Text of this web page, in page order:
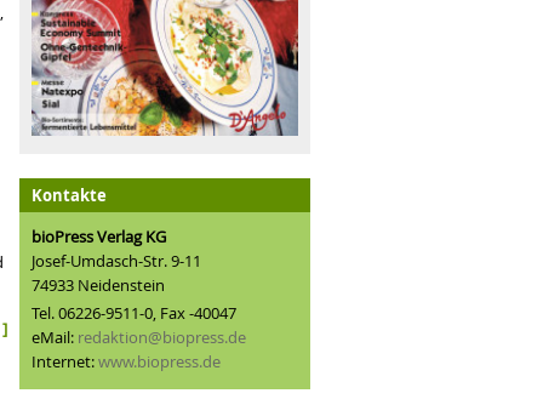
]
Kontakte
bioPress Verlag KG
Josef-Umdasch-Str. 9-11
74933 Neidenstein
Tel. 06226-9511-0, Fax -40047
eMail: redaktion@biopress.de
Internet:www.biopress.de